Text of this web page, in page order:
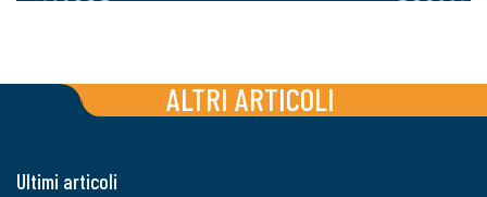
ALTRI ARTICOLI
Ultimi articoli